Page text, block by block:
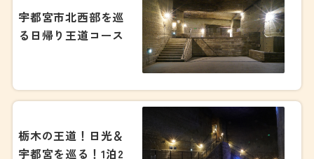
宇都宮市北西部を巡
る日帰り王道コース
栃木の王道！日光＆
宇都宮を巡る！1泊2